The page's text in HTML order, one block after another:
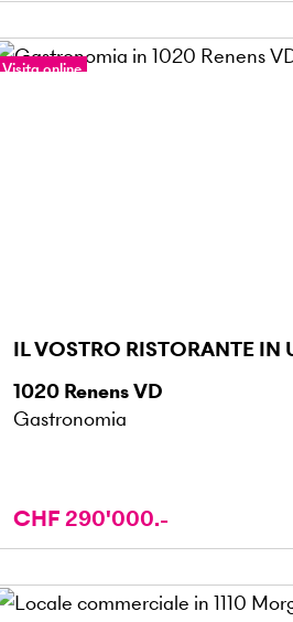
Visita online
1020 Renens VD
Gastronomia
CHF 290'000.-